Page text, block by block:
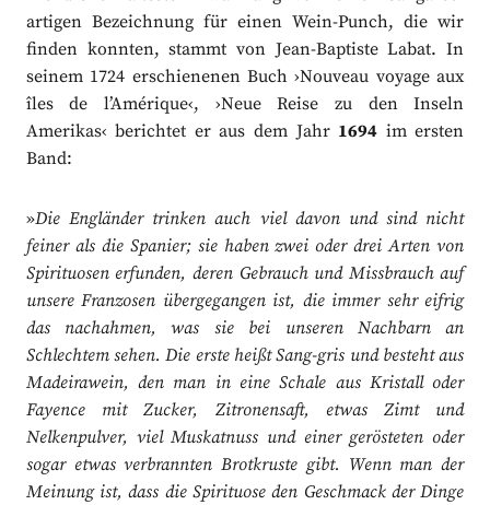
artigen Bezeichnung für einen Wein-Punch, die wir
finden konnten, stammt von Jean-Baptiste Labat. In
seinem 1724 erschienenen Buch ›Nouveau voyage aux
îles de l’Amérique‹, ›Neue Reise zu den Inseln
Amerikas‹ berichtet er aus dem Jahr 1694 im ersten
Band:
»Die Engländer trinken auch viel davon und sind nicht
feiner als die Spanier; sie haben zwei oder drei Arten von
Spirituosen erfunden, deren Gebrauch und Missbrauch auf
unsere Franzosen übergegangen ist, die immer sehr eifrig
das nachahmen, was sie bei unseren Nachbarn an
Schlechtem sehen. Die erste heißt Sang-gris und besteht aus
Madeirawein, den man in eine Schale aus Kristall oder
Fayence mit Zucker, Zitronensaft, etwas Zimt und
Nelkenpulver, viel Muskatnuss und einer gerösteten oder
sogar etwas verbrannten Brotkruste gibt. Wenn man der
Meinung ist, dass die Spirituose den Geschmack der Dinge